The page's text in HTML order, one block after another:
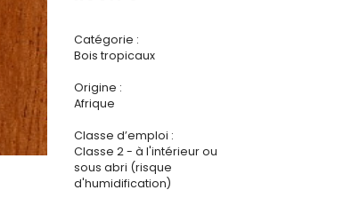
Catégorie :
Bois tropicaux
Origine :
Afrique
Classe d’emploi :
Classe 2 - à l'intérieur ou
sous abri (risque
d'humidification)